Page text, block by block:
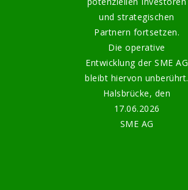
und strategischen
Partnern fortsetzen.
Die operative
Entwicklung der SME AG
bleibt hiervon unberührt.
Halsbrücke, den
17.06.2026
SME AG